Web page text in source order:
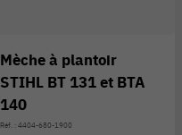
Mèche à plantoir
STIHL BT 131 et BTA
140
Réf. : 4404-680-1900